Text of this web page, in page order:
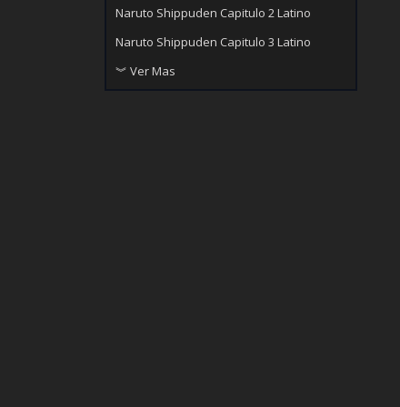
Naruto Shippuden Capitulo 2 Latino
Naruto Shippuden Capitulo 3 Latino
︾ Ver Mas